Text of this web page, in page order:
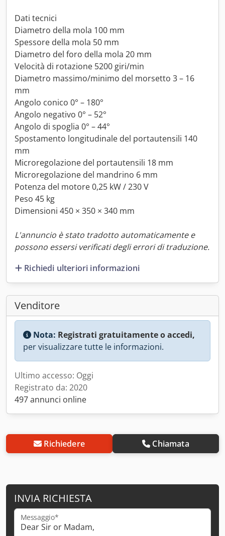
Dati tecnici
Diametro della mola 100 mm
Spessore della mola 50 mm
Diametro del foro della mola 20 mm
Velocità di rotazione 5200 giri/min
Diametro massimo/minimo del morsetto 3 – 16
mm
Angolo conico 0° – 180°
Angolo negativo 0° – 52°
Angolo di spoglia 0° – 44°
Spostamento longitudinale del portautensili 140
mm
Microregolazione del portautensili 18 mm
Microregolazione del mandrino 6 mm
Potenza del motore 0,25 kW / 230 V
Peso 45 kg
Dimensioni 450 × 350 × 340 mm
L'annuncio è stato tradotto automaticamente e
possono essersi verificati degli errori di traduzione.
Richiedi ulteriori informazioni
Venditore
Nota: Registrati gratuitamente o accedi,
per visualizzare tutte le informazioni.
Ultimo accesso: Oggi
Registrato da: 2020
497 annunci online
Richiedere Chiamata
INVIA RICHIESTA
Messaggio*